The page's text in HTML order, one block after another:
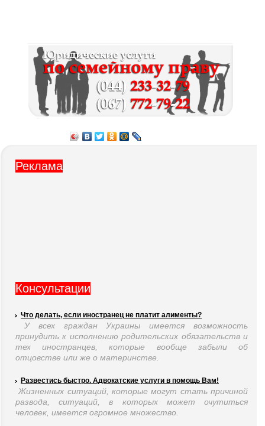
Реклама
Консультации
Что делать, если иностранец не платит алименты?
У всех граждан Украины имеется возможность
принудить к исполнению родительских обязательств и
тех иностранцев, которые вообще забыли об
отцовстве или же о материнстве.
Развестись быстро. Адвокатские услуги в помощь Вам!
Жизненных ситуаций, которые могут стать причиной
развода, ситуаций, в которых может очутиться
человек, имеется огромное множество.